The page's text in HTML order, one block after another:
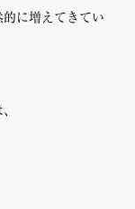
に増えてきてい